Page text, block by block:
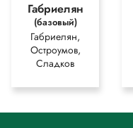
Габриелян
(базовый)
Габриелян,
Остроумов,
Сладков